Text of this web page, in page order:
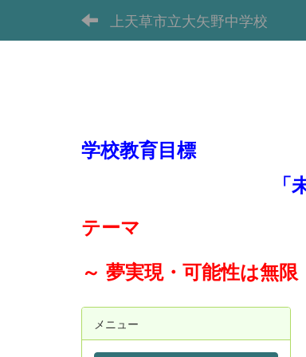
上天草市立大矢野中学校
学校教育目標
テーマ
～ 夢実現・可能性は無
メニュー